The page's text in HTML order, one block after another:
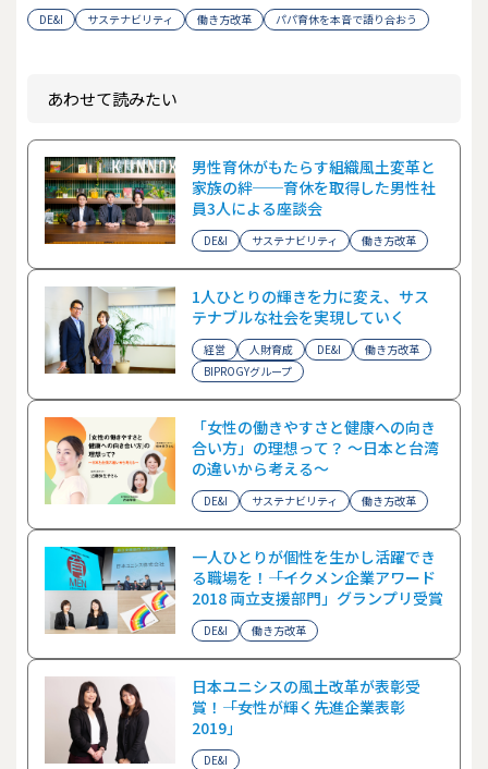
DE&I サステナビリティ 働き方改革 パパ育休を本音で語り合おう
あわせて読みたい
男性育休がもたらす組織風土変革と
家族の絆──育休を取得した男性社
員3人による座談会
DE&I サステナビリティ 働き方改革
1人ひとりの輝きを力に変え、サス
テナブルな社会を実現していく
経営 人財育成 DE&I
働き方改革
BIPROGYグループ
「女性の働きやすさと健康への向き
合い方」の理想って？ ～日本と台湾
の違いから考える～
DE&I サステナビリティ 働き方改革
一人ひとりが個性を生かし活躍でき
る職場を！――「イクメン企業アワード
2018 両立支援部門」グランプリ受賞
DE&I 働き方改革
日本ユニシスの風土改革が表彰受
賞！――「女性が輝く先進企業表彰
2019」
DE&I